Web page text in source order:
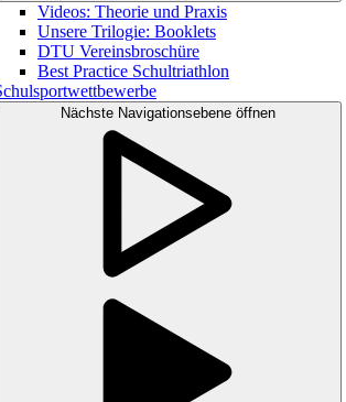
Videos: Theorie und Praxis
Unsere Trilogie: Booklets
DTU Vereinsbroschüre
Best Practice Schultriathlon
Nächste Navigationsebene öffnen